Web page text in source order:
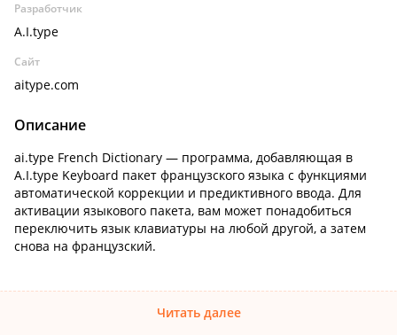
Разработчик
A.I.type
Сайт
aitype.com
Описание
ai.type French Dictionary — программа, добавляющая в
A.I.type Keyboard пакет французского языка с функциями
автоматической коррекции и предиктивного ввода. Для
активации языкового пакета, вам может понадобиться
переключить язык клавиатуры на любой другой, а затем
снова на французский.
Читать далее